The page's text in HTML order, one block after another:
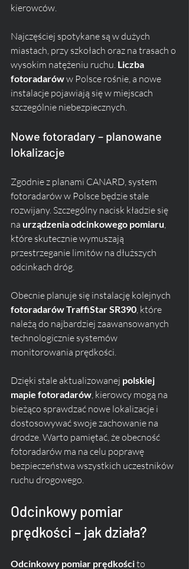
kierowców.
Najczęściej spotykane są w dużych
miastach, przy szkołach oraz na trasach o
wysokim natężeniu ruchu. Liczba
fotoradarów w Polsce rośnie, a nowe
instalacje pojawiają się w miejscach
szczególnie niebezpiecznych.
Nowe fotoradary – planowane
lokalizacje
Zgodnie z planami CANARD, system
fotoradarów w Polsce będzie stale
rozwijany. Szczególny nacisk kładzie się
na urządzenia odcinkowego pomiaru
które skutecznie wymuszają
przestrzeganie limitów na dłuższych
odcinkach dróg.
Obecnie planuje się instalację kolejnych
fotoradarów TraffiStar SR390 , które
należą do najbardziej zaawansowanych
technologicznie systemów
monitorowania prędkości.
Dzięki stale aktualizowanej polskiej
mapie fotoradarów , kierowcy mogą na
bieżąco sprawdzać nowe lokalizacje i
dostosowywać swoje zachowanie na
drodze. Warto pamiętać, że obecność
fotoradarów ma na celu poprawę
bezpieczeństwa wszystkich uczestników
ruchu drogowego.
Odcinkowy pomiar
prędkości – jak działa?
Odcinkowy pomiar prędkości to